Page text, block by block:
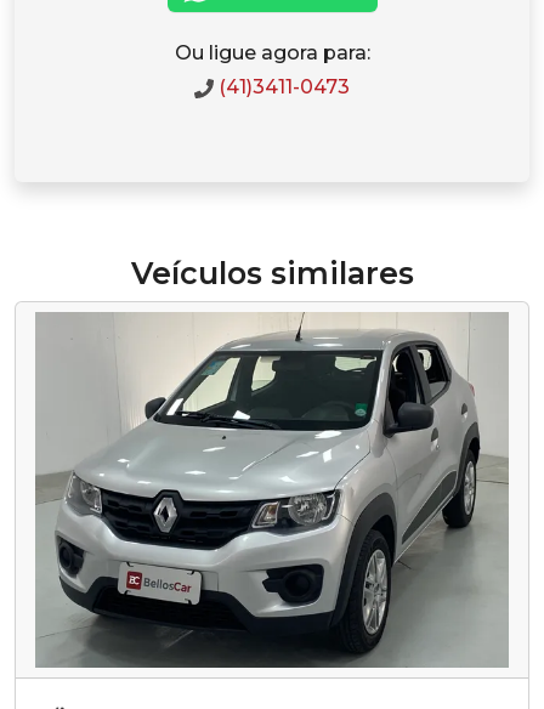
Ou ligue agora para:
(41)3411-0473
Veículos similares